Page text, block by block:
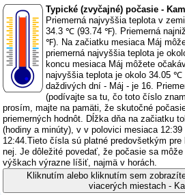
Typické (zvyčajné) počasie -
Priemerná najvyššia teplota v
34.3 ℃ (93.74 ℉). Priemerná
℉). Na začiatku mesiaca Máj
priemerná najvyššia teplota je
koncu mesiaca Máj môžete
najvyššia teplota je okolo 34.05
daždivých dní - Máj - je 16.
(podívajte sa tu, čo toto číslo
prosím, majte na pamäti, že skutočné
priemerných hodnôt. Dĺžka dňa na začiatku
(hodiny a minúty), v v polovici mesiaca
12:44.Tieto čísla sú platné predovšetkým
nej. Je dôležité povedať, že počasie sa
výškach výrazne líšiť, najmä v horách.
Kliknutím alebo kliknutím sem
viacerých miestach -